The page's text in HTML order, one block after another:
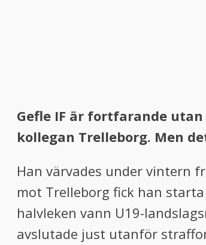
Gefle IF är fortfarande
kollegan Trelleborg. Men
Han värvades under vintern
mot Trelleborg fick han
halvleken vann U19-
avslutade just utanför